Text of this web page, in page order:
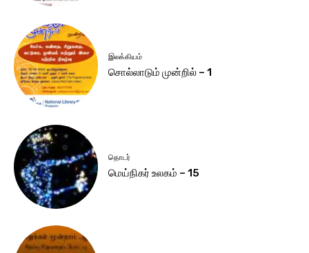
இலக்கியம்
சொல்லாடும் முன்றில் – 1
தொடர்
மெய்நிகர் உலகம் – 15